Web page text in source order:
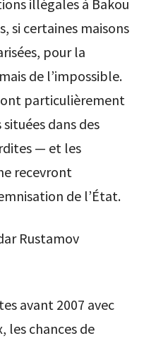
illégales à Bakou
si certaines maisons
pour la
de l’impossible.
particulièrement
dans des
— et les
recevront
de l’État.
Rustamov
avant 2007 avec
les chances de